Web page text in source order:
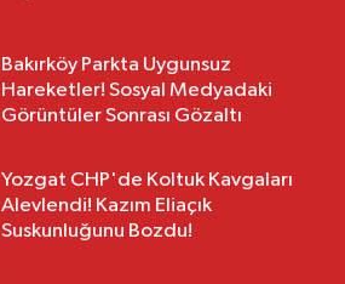
Bakırköy Parkta Uygunsuz
Hareketler! Sosyal Medyadaki
Görüntüler Sonrası Gözaltı
Yozgat CHP'de Koltuk Kavgaları
Alevlendi! Kazım Eliaçık
Suskunluğunu Bozdu!